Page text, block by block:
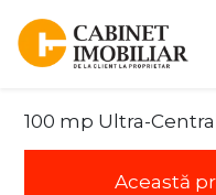
100 mp Ultra-
Această